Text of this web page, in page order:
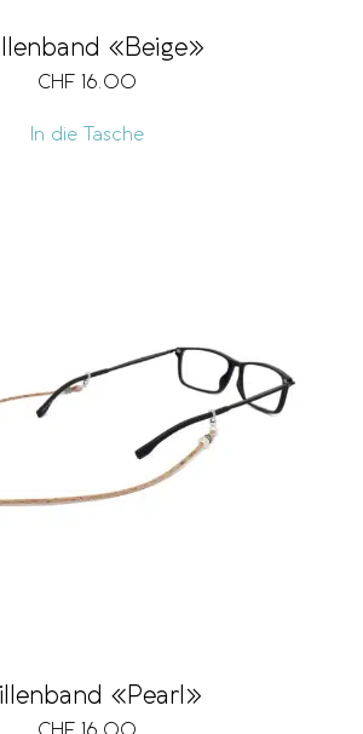
«Beige»
CHF 16.00
In die Tasche
«Pearl»